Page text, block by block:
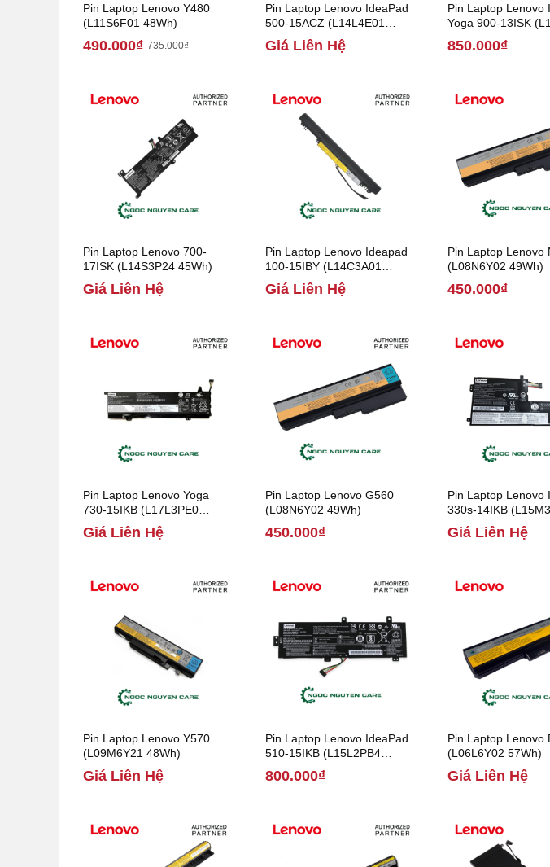
Pin Laptop Lenovo Y480
(L11S6F01 48Wh)
490.000₫ 735.000₫
Pin Laptop Lenovo IdeaPad
500-15ACZ (L14L4E01
32Wh)
Giá Liên Hệ
Pin Laptop Lenovo
Yoga 900-13ISK
850.000₫
Pin Laptop Lenovo 700-
17ISK (L14S3P24 45Wh)
Giá Liên Hệ
Pin Laptop Lenovo Ideapad
100-15IBY (L14C3A01
48Wh)
Giá Liên Hệ
Pin Laptop Lenovo
(L08N6Y02 49Wh)
450.000₫
Pin Laptop Lenovo Yoga
730-15IKB (L17L3PE0
51.5Wh)
Giá Liên Hệ
Pin Laptop Lenovo G560
(L08N6Y02 49Wh)
450.000₫
Pin Laptop Lenovo
330s-14IKB
52.5Wh)
Giá Liên Hệ
Pin Laptop Lenovo Y570
(L09M6Y21 48Wh)
Giá Liên Hệ
Pin Laptop Lenovo IdeaPad
510-15IKB (L15L2PB4
800.000₫
Pin Laptop Lenovo
(L06L6Y02 57Wh)
Giá Liên Hệ